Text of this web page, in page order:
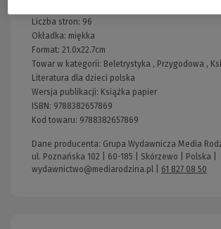
Liczba stron: 96
Okładka: miękka
Format: 21.0x22.7cm
Towar w kategorii: Beletrystyka , Przygodowa ,
Literatura dla dzieci polska
Wersja publikacji: Książka papier
ISBN: 9788382657869
Kod towaru: 9788382657869
Dane producenta: Grupa Wydawnicza Media
ul. Poznańska 102 | 60-185 | Skórzewo | Polska |
wydawnictwo@mediarodzina.pl
61 827 08 50